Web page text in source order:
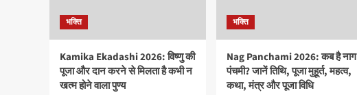
भक्ति
Kamika Ekadashi 2026: विष्णु की
पूजा और दान करने से मिलता है कभी न
खत्म होने वाला पुण्य
भक्ति
Nag Panchami 2026: कब है नाग
पंचमी? जानें तिथि, पूजा मुहूर्त, महत्व,
कथा, मंत्र और पूजा विधि